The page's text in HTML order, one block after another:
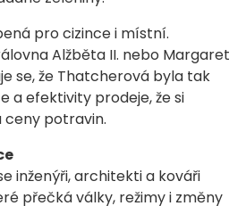
pro cizince i místní.
Alžběta II. nebo Margaret
se, že Thatcherová byla tak
a efektivity prodeje, že si
potravin.
inženýři, architekti a kováři
přečká války, režimy i změny